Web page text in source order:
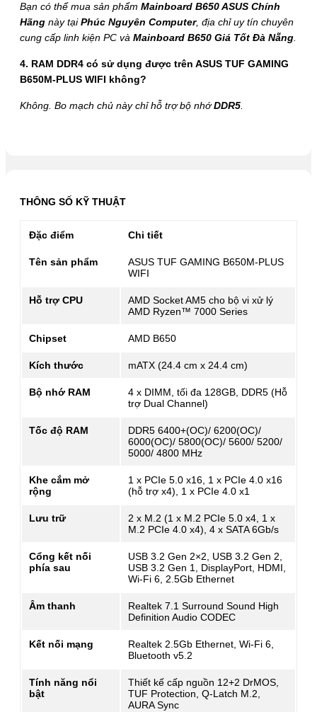
Bạn có thể mua sản phẩm Mainboard B650 ASUS Chính
Hãng này tạiPhúc Nguyên Computer, địa chỉ uy tín chuyên
cung cấp linh kiện PC và Mainboard B650 Giá Tốt Đà Nẵng
4. RAM DDR4 có sử dụng được trên ASUS TUF GAMING
B650M-PLUS WIFI không?
Không. Bo mạch chủ này chỉ hỗ trợ bộ nhớDDR5
THÔNG SỐ KỸ THUẬT
Đặc điểm Chi tiết
Tên sản phẩm
ASUS TUF GAMING B650M-PLUS
WIFI
Hỗ trợ CPU
AMD Socket AM5 cho bộ vi xử lý
AMD Ryzen™ 7000 Series
Chipset AMD B650
Kích thước mATX (24.4 cm x 24.4 cm)
Bộ nhớ RAM
4 x DIMM, tối đa 128GB, DDR5 (Hỗ
trợ Dual Channel)
Tốc độ RAM
DDR5 6400+(OC)/ 6200(OC)/
6000(OC)/ 5800(OC)/ 5600/ 5200/
5000/ 4800 MHz
Khe cắm mở
rộng
1 x PCIe 5.0 x16, 1 x PCIe 4.0 x16
(hỗ trợ x4), 1 x PCIe 4.0 x1
Lưu trữ
2 x M.2 (1 x M.2 PCIe 5.0 x4, 1 x
M.2 PCIe 4.0 x4), 4 x SATA 6Gb/s
Cổng kết nối
phía sau
USB 3.2 Gen 2×2, USB 3.2 Gen 2,
USB 3.2 Gen 1, DisplayPort, HDMI,
Wi-Fi 6, 2.5Gb Ethernet
Âm thanh
Realtek 7.1 Surround Sound High
Definition Audio CODEC
Kết nối mạng
Realtek 2.5Gb Ethernet, Wi-Fi 6,
Bluetooth v5.2
Tính năng nổi
bật
Thiết kế cấp nguồn 12+2 DrMOS,
TUF Protection, Q-Latch M.2,
AURA Sync